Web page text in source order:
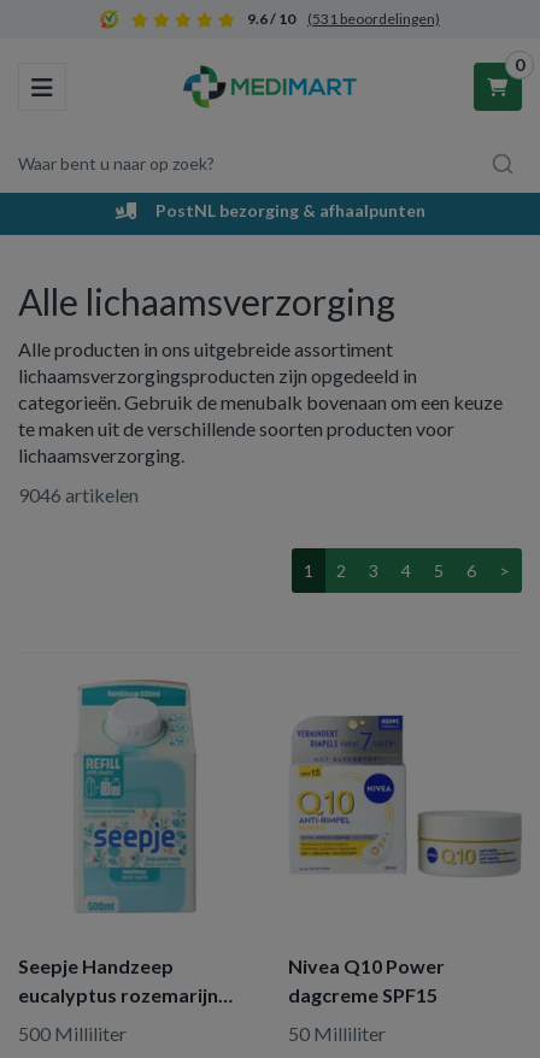
9.6 / 10 (531 beoordelingen)
Toggle navigation
Waar bent u naar op zoek?
0
Winkelwagen
Uw winkelwagen is leeg.
Vul hem met producten.
PostNL bezorging & afhaalpunten
Alle lichaamsverzorging
Alle producten in ons uitgebreide assortiment
lichaamsverzorgingsproducten zijn opgedeeld in
categorieën. Gebruik de menubalk bovenaan om een keuze
te maken uit de verschillende soorten producten voor
lichaamsverzorging.
9046 artikelen
1 2 3 4 5 6 >
Seepje Handzeep
eucalyptus rozemarijn
refill
500 Milliliter
Nivea Q10 Power
dagcreme SPF15
50 Milliliter